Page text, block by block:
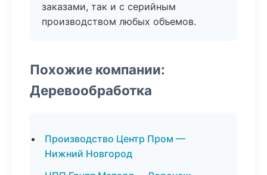
заказами, так и с серийным
производством любых объемов.
Похожие компании:
Деревообработка
Производство Центр Пром —
Нижний Новгород